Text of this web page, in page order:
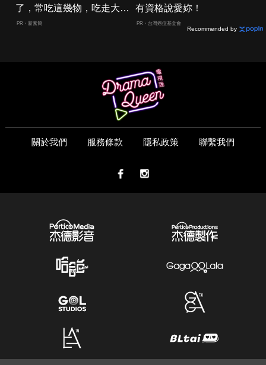
了，常吃這幾物，吃走大肚
囊，瘦出小蠻腰
PR・新素簡
有資格說愛妳！
PR・台灣癌症基金會
Recommended by
關於我們 服務條款 隱私政策 聯繫我們